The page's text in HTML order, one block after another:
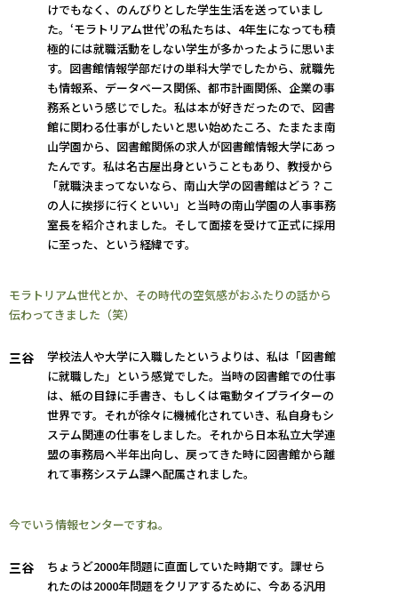
けでもなく、のんびりとした学生生活を送っていまし
た。‘モラトリアム世代’の私たちは、4年生になっても積
極的には就職活動をしない学生が多かったように思いま
す。図書館情報学部だけの単科大学でしたから、就職先
も情報系、データベース関係、都市計画関係、企業の事
務系という感じでした。私は本が好きだったので、図書
館に関わる仕事がしたいと思い始めたころ、たまたま南
山学園から、図書館関係の求人が図書館情報大学にあっ
たんです。私は名古屋出身ということもあり、教授から
「就職決まってないなら、南山大学の図書館はどう？こ
の人に挨拶に行くといい」と当時の南山学園の人事事務
室長を紹介されました。そして面接を受けて正式に採用
に至った、という経緯です。
モラトリアム世代とか、その時代の空気感がおふたりの話から
伝わってきました（笑）
三谷
学校法人や大学に入職したというよりは、私は「図書館
に就職した」という感覚でした。当時の図書館での仕事
は、紙の目録に手書き、もしくは電動タイプライターの
世界です。それが徐々に機械化されていき、私自身もシ
ステム関連の仕事をしました。それから日本私立大学連
盟の事務局へ半年出向し、戻ってきた時に図書館から離
れて事務システム課へ配属されました。
今でいう情報センターですね。
三谷
ちょうど2000年問題に直面していた時期です。課せら
れたのは2000年問題をクリアするために、今ある汎用